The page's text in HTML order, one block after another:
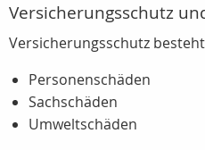
Versicherungsschutz
Versicherungsschutz
Personenschäden
Sachschäden
Umweltschäden